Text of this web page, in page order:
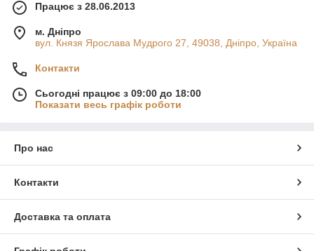
Працює з 28.06.2013
м. Дніпро
вул. Князя Ярослава Мудрого 27, 49038, Дніпро, Україна
Контакти
Сьогодні працює з 09:00 до 18:00
Показати весь графік роботи
Про нас
Контакти
Доставка та оплата